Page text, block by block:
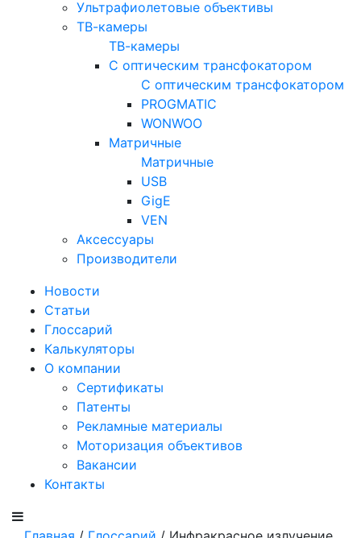
Ультрафиолетовые объективы
ТВ-камеры
ТВ-камеры
С оптическим трансфокатором
С оптическим трансфокатором
PROGMATIC
WONWOO
Матричные
Матричные
USB
GigE
VEN
Аксессуары
Производители
Новости
Статьи
Глоссарий
Калькуляторы
О компании
Сертификаты
Патенты
Рекламные материалы
Моторизация объективов
Вакансии
Контакты